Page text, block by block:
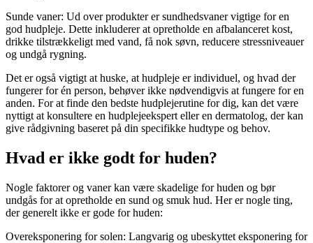
Sunde vaner: Ud over produkter er sundhedsvaner vigtige for en
god hudpleje. Dette inkluderer at opretholde en afbalanceret kost,
drikke tilstrækkeligt med vand, få nok søvn, reducere stressniveauer
og undgå rygning.
Det er også vigtigt at huske, at hudpleje er individuel, og hvad der
fungerer for én person, behøver ikke nødvendigvis at fungere for en
anden. For at finde den bedste hudplejerutine for dig, kan det være
nyttigt at konsultere en hudplejeekspert eller en dermatolog, der kan
give rådgivning baseret på din specifikke hudtype og behov.
Hvad er ikke godt for huden?
Nogle faktorer og vaner kan være skadelige for huden og bør
undgås for at opretholde en sund og smuk hud. Her er nogle ting,
der generelt ikke er gode for huden:
Overeksponering for solen: Langvarig og ubeskyttet eksponering for